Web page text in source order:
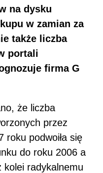
na dysku
w zamian za
także liczba
portali
firma G
że liczba
przez
roku podwoiła się
do roku 2006 a
kolei radykalnemu